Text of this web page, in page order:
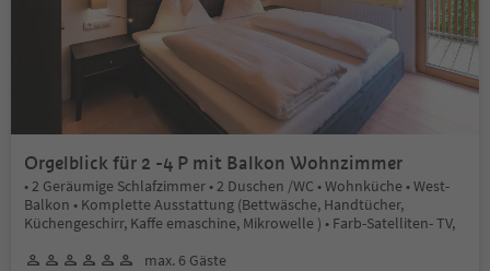
Orgelblick für 2 -4 P mit Balkon Wohnzimmer
• 2 Geräumige Schlafzimmer • 2 Duschen /WC • Wohnküche • West-
Balkon • Komplette Ausstattung (Bettwäsche, Handtücher,
Küchengeschirr, Kaffe emaschine, Mikrowelle ) • Farb-Satelliten- TV,
max. 6 Gäste